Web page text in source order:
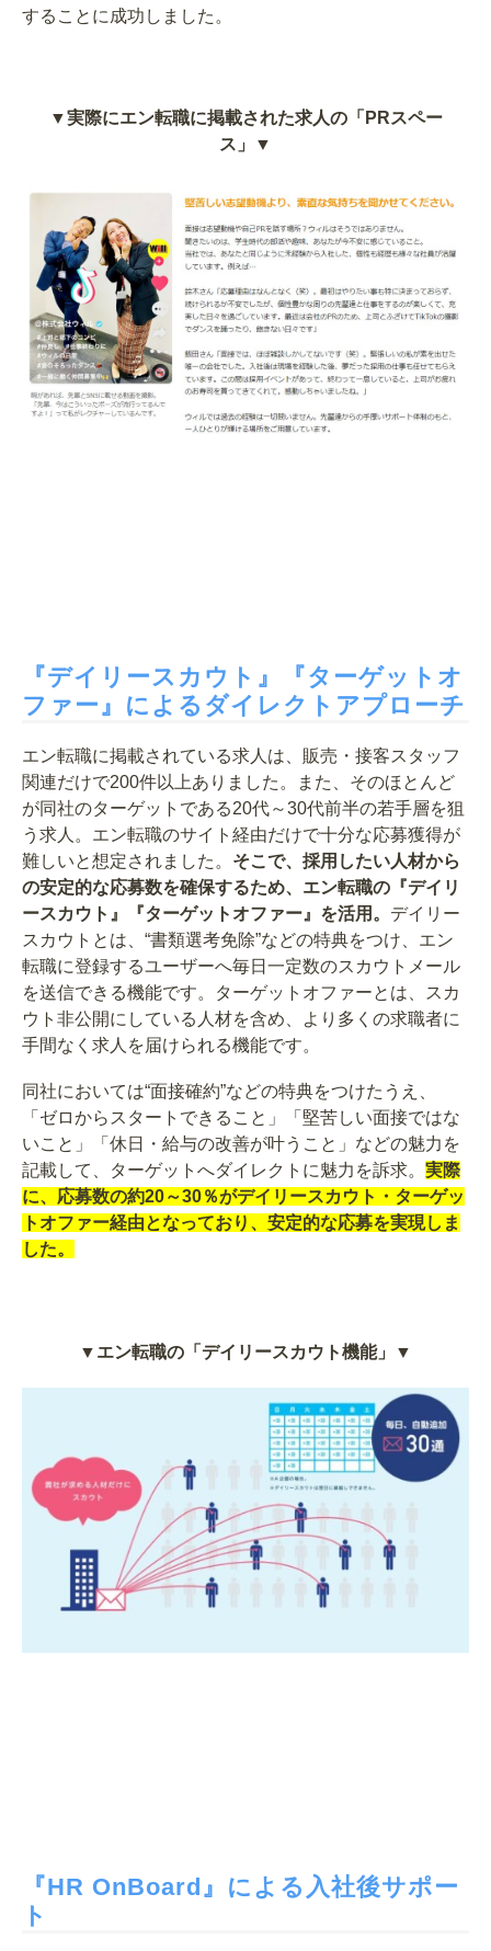
することに成功しました。
▼実際にエン転職に掲載された求人の「PRスペー
ス」▼
『デイリースカウト』『ターゲットオ
ファー』によるダイレクトアプローチ
エン転職に掲載されている求人は、販売・接客スタッフ
関連だけで200件以上ありました。また、そのほとんど
が同社のターゲットである20代～30代前半の若手層を狙
う求人。エン転職のサイト経由だけで十分な応募獲得が
難しいと想定されました。 そこで、採用したい人材から
の安定的な応募数を確保するため、エン転職の『デイリ
ースカウト』『ターゲットオファー』を活用。 デイリー
スカウトとは、“書類選考免除”などの特典をつけ、エン
転職に登録するユーザーへ毎日一定数のスカウトメール
を送信できる機能です。ターゲットオファーとは、スカ
ウト非公開にしている人材を含め、より多くの求職者に
手間なく求人を届けられる機能です。
同社においては“面接確約”などの特典をつけたうえ、
「ゼロからスタートできること」「堅苦しい面接ではな
いこと」「休日・給与の改善が叶うこと」などの魅力を
記載して、ターゲットへダイレクトに魅力を訴求。 実際
に、応募数の約20～30％がデイリースカウト・ターゲッ
トオファー経由となっており、安定的な応募を実現しま
した。
▼エン転職の「デイリースカウト機能」▼
『HR OnBoard』による入社後サポー
ト